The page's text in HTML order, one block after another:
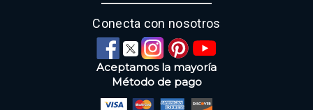
Conecta con nosotros
Aceptamos la mayoría
Método de pago